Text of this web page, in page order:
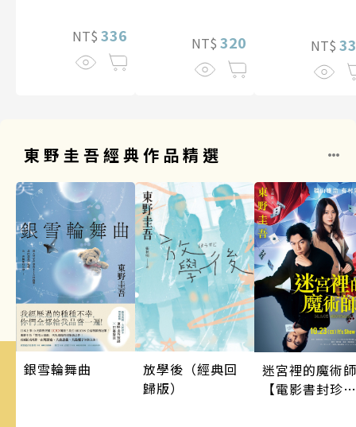
NT$ 336 NT$ 320 NT$
東野圭吾經典作品精選
銀雪輪舞曲
放學後（經典回
歸版）
迷宮裡的魔術師
【電影書封珍藏